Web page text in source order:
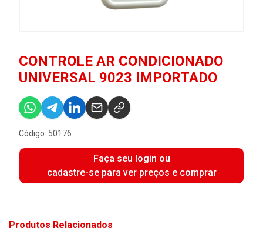
CONTROLE AR CONDICIONADO
UNIVERSAL 9023 IMPORTADO
Código: 50176
Faça seu login ou
cadastre-se para ver preços e comprar
Produtos Relacionados